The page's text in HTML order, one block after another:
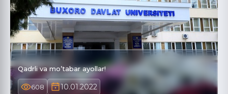
Qadrli va mo’tabar ayollar!
608 10.01.2022